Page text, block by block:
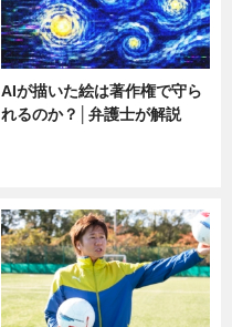
AIが描いた絵は著作権で守ら
れるのか？│弁護士が解説